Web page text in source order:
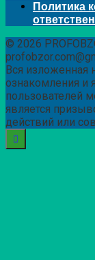
Политика
© 2026
Вся изложенная
ознакомления и
пользователей
является
действий или